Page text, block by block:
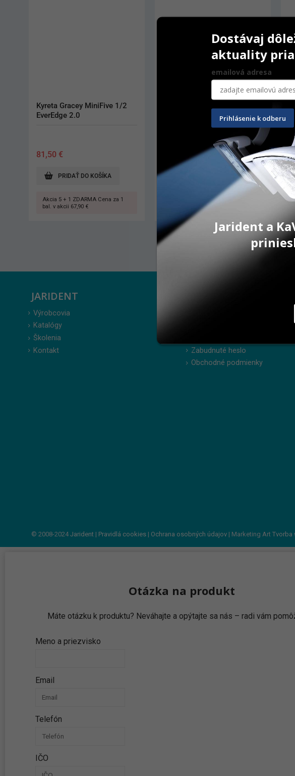
Kyreta Gracey 9/10 Resin
E2.0
77,60 €
Akcia 5 + 1 ZDARMA Cena za 1
bal. v akcii 64,70 €
PRIDAŤ DO KOŠÍKA
12/13 EverEdge 2.0
Akcia 5 + 1 ZDARMA Cena za 1
bal. v akcii 67,90 €
JARIDENT
Výrobcovia
Katalógy
Školenia
Kontakt
Zabudnuté heslo
Obchodné podmienky
© 2008-2024Jarident | Pravidlá cookies | Ochrana osobných údajov | Marketing Art Tvorba
Otázka na produkt
Máte otázku k produktu? Neváhajte a opýtajte sa nás – radi vám
Meno a priezvisko
Email
Telefón
IČO
Dostávaj
aktuality
emailová adresa
Prihlásenie k odberu
Jarident a